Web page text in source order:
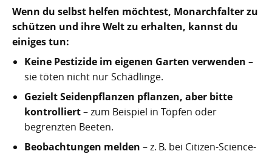
Wenn du selbst helfen möchtest, Monarchfalter zu
schützen und ihre Welt zu erhalten, kannst du
einiges tun:
Keine Pestizide im eigenen Garten verwenden –
sie töten nicht nur Schädlinge.
Gezielt Seidenpflanzen pflanzen, aber bitte
kontrolliert– zum Beispiel in Töpfen oder
begrenzten Beeten.
Beobachtungen melden – z. B. bei Citizen-Science-